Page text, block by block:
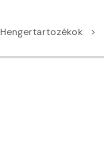
Hengertartozékok